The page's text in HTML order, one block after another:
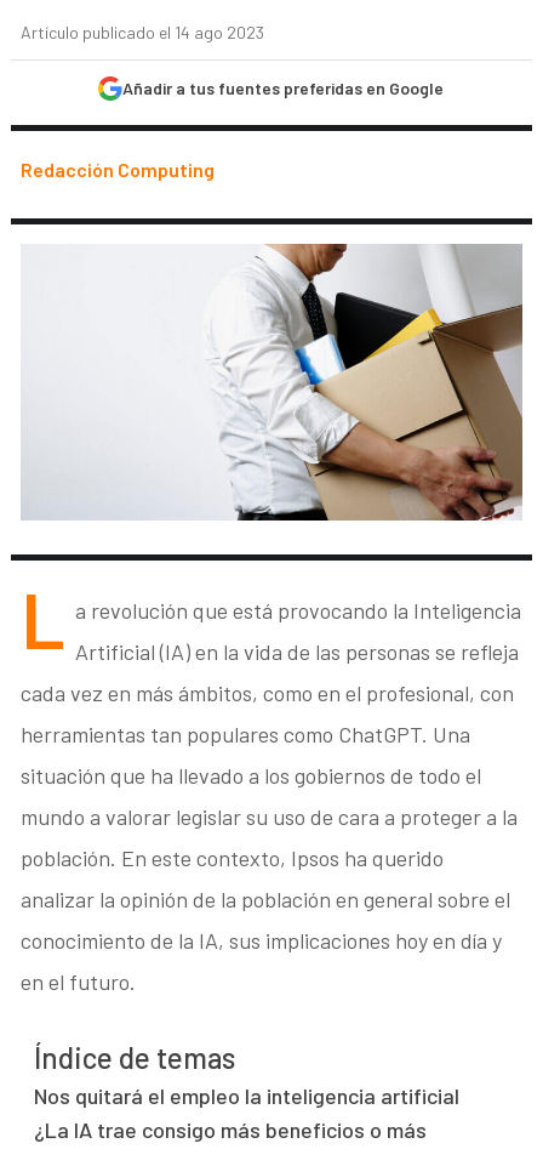
Artículo publicado el 14 ago 2023
Añadir a tus fuentes preferidas en Google
Redacción Computing
L a revolución que está provocando la Inteligencia
Artificial (IA) en la vida de las personas se refleja
cada vez en más ámbitos, como en el profesional, con
herramientas tan populares como ChatGPT. Una
situación que ha llevado a los gobiernos de todo el
mundo a valorar legislar su uso de cara a proteger a la
población. En este contexto, Ipsos ha querido
analizar la opinión de la población en general sobre el
conocimiento de la IA, sus implicaciones hoy en día y
en el futuro.
Índice de temas
Nos quitará el empleo la inteligencia artificial
¿La IA trae consigo más beneficios o más